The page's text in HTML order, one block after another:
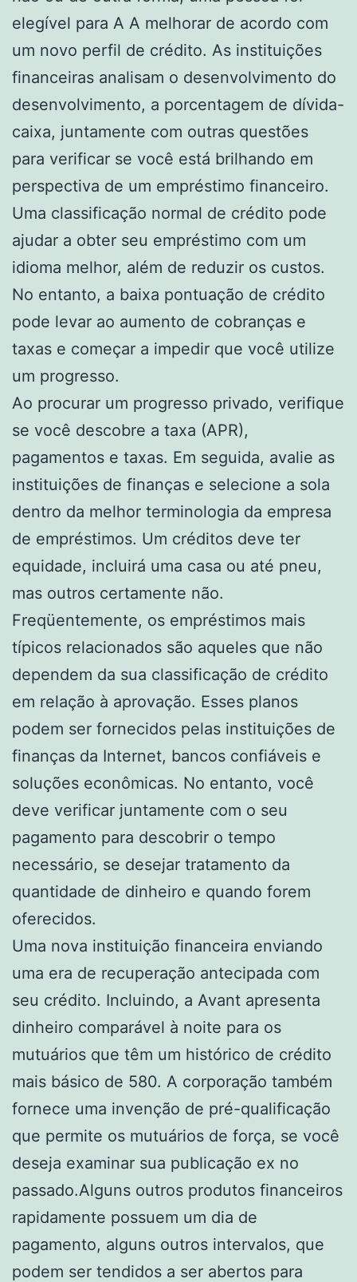
elegível para A A melhorar de acordo com
um novo perfil de crédito. As instituições
financeiras analisam o desenvolvimento do
desenvolvimento, a porcentagem de dívida-
caixa, juntamente com outras questões
para verificar se você está brilhando em
perspectiva de um empréstimo financeiro.
Uma classificação normal de crédito pode
ajudar a obter seu empréstimo com um
idioma melhor, além de reduzir os custos.
No entanto, a baixa pontuação de crédito
pode levar ao aumento de cobranças e
taxas e começar a impedir que você utilize
um progresso.
Ao procurar um progresso privado, verifique
se você descobre a taxa (APR),
pagamentos e taxas. Em seguida, avalie as
instituições de finanças e selecione a sola
dentro da melhor terminologia da empresa
de empréstimos. Um créditos deve ter
equidade, incluirá uma casa ou até pneu,
mas outros certamente não.
Freqüentemente, os empréstimos mais
típicos relacionados são aqueles que não
dependem da sua classificação de crédito
em relação à aprovação. Esses planos
podem ser fornecidos pelas instituições de
finanças da Internet, bancos confiáveis ​​e
soluções econômicas. No entanto, você
deve verificar juntamente com o seu
pagamento para descobrir o tempo
necessário, se desejar tratamento da
quantidade de dinheiro e quando forem
oferecidos.
Uma nova instituição financeira enviando
uma era de recuperação antecipada com
seu crédito. Incluindo, a Avant apresenta
dinheiro comparável à noite para os
mutuários que têm um histórico de crédito
mais básico de 580. A corporação também
fornece uma invenção de pré-qualificação
que permite os mutuários de força, se você
deseja examinar sua publicação ex no
passado.Alguns outros produtos financeiros
rapidamente possuem um dia de
pagamento, alguns outros intervalos, que
podem ser tendidos a ser abertos para